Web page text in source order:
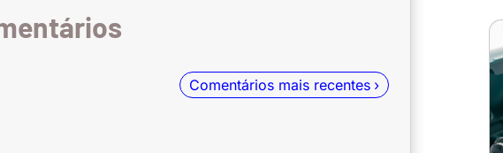
Comentários mais recentes